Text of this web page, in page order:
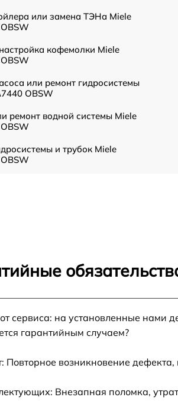
или замена ТЭНа Miele
кофемолки Miele
или ремонт гидросистемы
OBSW
ремонт водной системы Miele
и трубок Miele
или декальцинация Miele
заварочного блока Miele
OBSW
сервиса: на установленные нами
гарантийным случаем?
Повторное возникновение
Внезапная поломка,